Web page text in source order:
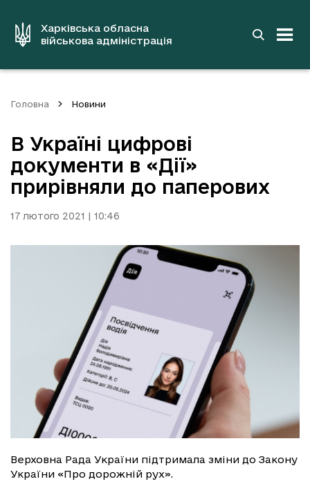
вмістуХарківська обласна
військова адміністрація
Головна Новини
В Україні цифрові
документи в «Дії»
прирівняли до паперових
17 лютого 2021 | 10:46
Верховна Рада України підтримала зміни до Закону
України «Про дорожній рух».